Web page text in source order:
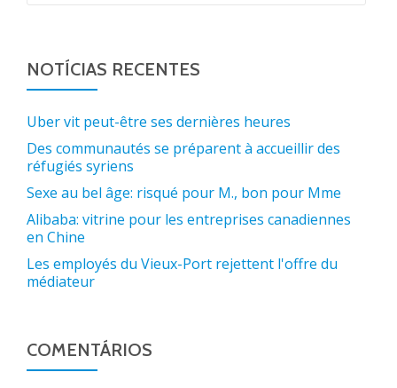
NOTÍCIAS RECENTES
Uber vit peut-être ses dernières heures
Des communautés se préparent à accueillir des
réfugiés syriens
Sexe au bel âge: risqué pour M., bon pour Mme
Alibaba: vitrine pour les entreprises canadiennes
en Chine
Les employés du Vieux-Port rejettent l'offre du
médiateur
COMENTÁRIOS